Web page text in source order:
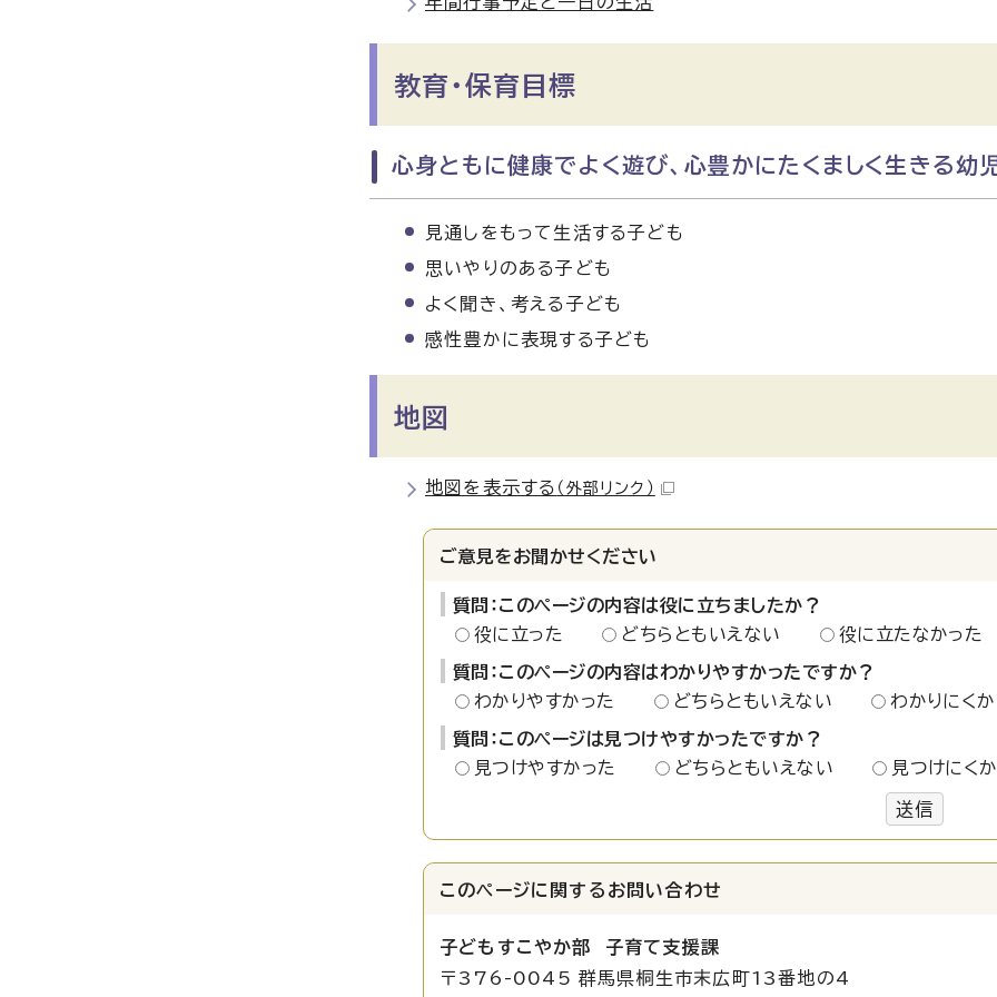
教育・保育目標
心身ともに健康でよく遊び、心豊かにたくましく生きる幼
見通しをもって生活する子ども
思いやりのある子ども
よく聞き、考える子ども
感性豊かに表現する子ども
地図
地図を表示する （外部リンク）
ご意見をお聞かせください
質問：このページの内容は役に立ちましたか？
役に立った
どちらともいえない 役に立たなかった
質問：このページの内容はわかりやすかったですか？
わかりやすかった
どちらともいえない わかりにくか
質問：このページは見つけやすかったですか？
見つけやすかった
どちらともいえない 見つけにく
送信
このページに関する お問い合わせ
子どもすこやか部 子育て支援課
〒376-0045 群馬県桐生市末広町13番地の4